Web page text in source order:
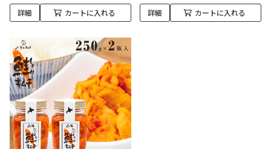
詳細 カートに入れる 詳細 カートに入れる